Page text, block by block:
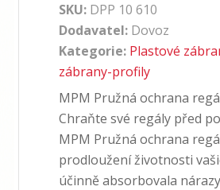
SKU: DPP 10 610
Dodavatel: Dovoz
Kategorie: Plastové
zábrany-profily
MPM Pružná ochrana
Chraňte své regály před
MPM Pružná ochrana
prodloužení životnosti
účinně absorbovala